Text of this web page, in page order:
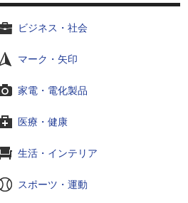
ビジネス・社会
マーク・矢印
家電・電化製品
医療・健康
生活・インテリア
スポーツ・運動